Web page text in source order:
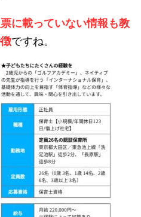
に載っていない情報も教
ですね。